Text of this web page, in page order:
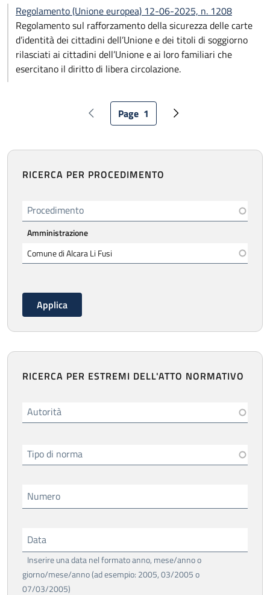
Regolamento (Unione europea) 12-06-2025, n. 1208
Regolamento sul rafforzamento della sicurezza delle carte
d’identità dei cittadini dell’Unione e dei titoli di soggiorno
rilasciati ai cittadini dell’Unione e ai loro familiari che
esercitano il diritto di libera circolazione.
Paginazione
Pagina precedente
Pagina attuale
Page 1 Pagina successiva
RICERCA PER PROCEDIMENTO
Procedimento
Amministrazione
RICERCA PER ESTREMI DELL'ATTO NORMATIVO
Autorità
Tipo di norma
Numero
Data
Inserire una data nel formato anno, mese/anno o
giorno/mese/anno (ad esempio: 2005, 03/2005 o
07/03/2005)